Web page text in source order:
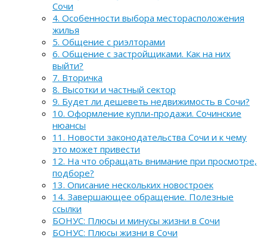
Сочи
4. Особенности выбора месторасположения
жилья
5. Общение с риэлторами
6. Общение с застройщиками. Как на них
выйти?
7. Вторичка
8. Высотки и частный сектор
9. Будет ли дешеветь недвижимость в Сочи?
10. Оформление купли-продажи. Сочинские
нюансы
11. Новости законодательства Сочи и к чему
это может привести
12. На что обращать внимание при просмотре,
подборе?
13. Описание нескольких новостроек
14. Завершающее обращение. Полезные
ссылки
БОНУС: Плюсы и минусы жизни в Сочи
БОНУС: Плюсы жизни в Сочи